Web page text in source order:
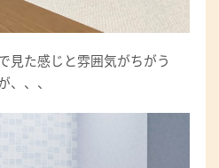
見た感じと雰囲気がちがう
、、、